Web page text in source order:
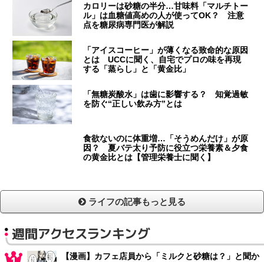
カロリーは砂糖の半分…甘味料「マルチトー
ル」は血糖値高めの人が使ってOK？ 注意
点を糖尿病専門医が解説
「アイスコーヒー」が薄くなる致命的な原因
とは UCCに聞く、自宅でプロの味を再現
する「蒸らし」と「黄金比」
「無糖炭酸水」は歯に影響する？ 知覚過敏
を防ぐ“正しい飲み方”とは
食欲ないのに体重増…「そうめんだけ」が原
因？ 夏バテ太り予防に役立つ栄養素＆夕食
の黄金比とは【管理栄養士に聞く】
ライフの記事もっと見る
週間アクセスランキング
【漫画】カフェ店員から「ミルクと砂糖は？」と聞か